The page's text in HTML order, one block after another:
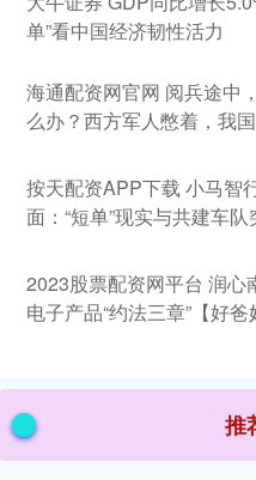
单”看中国经济韧性活力
海通配资网官网 阅兵途中
么办？西方军人憋着，我
按天配资APP下载 小马智
面：“短单”现实与共建车队
2023股票配资网平台 润心
电子产品“约法三章”【好爸
推